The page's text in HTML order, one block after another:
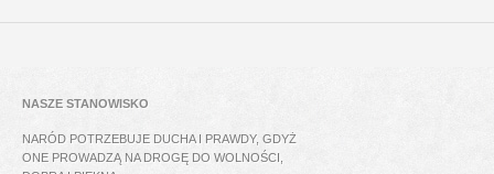
NASZE STANOWISKO
NARÓD POTRZEBUJE DUCHA I PRAWDY, GDYŻ
ONE PROWADZĄ NA DROGĘ DO WOLNOŚCI,